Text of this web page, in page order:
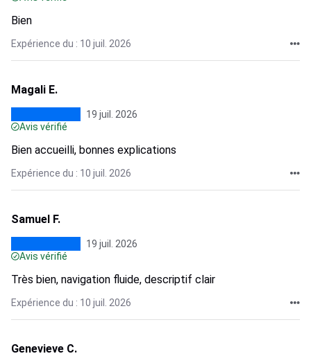
Bien
Expérience du : 10 juil. 2026
Magali E.
19 juil. 2026
Avis vérifié
Bien accueilli, bonnes explications
Expérience du : 10 juil. 2026
Samuel F.
19 juil. 2026
Avis vérifié
Très bien, navigation fluide, descriptif clair
Expérience du : 10 juil. 2026
Genevieve C.